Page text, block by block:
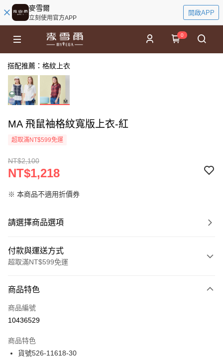
麥雪爾
立刻使用官方APP
開啟APP
0
搭配推薦：格紋上衣
MA 飛鼠袖格紋寬版上衣-紅
超取滿NT$599免運
NT$2,100
NT$1,218
※ 本商品不適用折價券
請選擇商品選項
付款與運送方式
超取滿NT$599免運
信用卡一次付款
信用卡分期付款
合作金庫商業銀行
華南商業銀行
超商取貨付款
商品特色
商品編號
10436529
商品特色
貨號526-11618-30